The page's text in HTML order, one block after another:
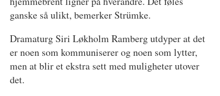
ganske så ulikt, bemerker Strümke.
Dramaturg Siri Løkholm Ramberg utdyper at det
er noen som kommuniserer og noen som lytter,
men at blir et ekstra sett med muligheter utover
det.